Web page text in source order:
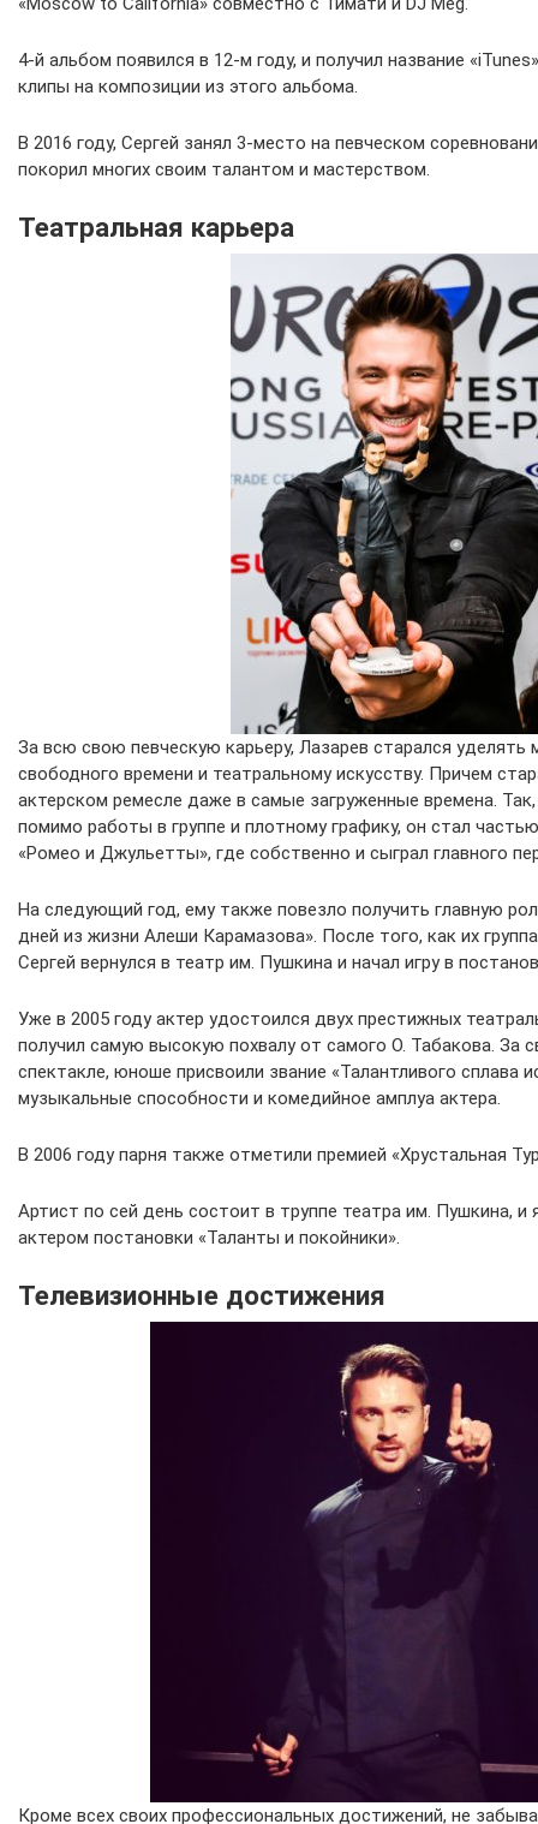
4-й альбом появился в 12-м году, и получил название
клипы на композиции из этого альбома.
В 2016 году, Сергей занял 3-место на певческом
покорил многих своим талантом и мастерством.
Театральная карьера
За всю свою певческую карьеру, Лазарев старался уделять
свободного времени и театральному искусству. Причем
актерском ремесле даже в самые загруженные времена. Так,
помимо работы в группе и плотному графику, он стал
«Ромео и Джульетты», где собственно и сыграл главного
На следующий год, ему также повезло получить главную
дней из жизни Алеши Карамазова». После того, как их
Сергей вернулся в театр им. Пушкина и начал игру в
Уже в 2005 году актер удостоился двух престижных
получил самую высокую похвалу от самого О. Табакова. За
спектакле, юноше присвоили звание «Талантливого сплава
музыкальные способности и комедийное амплуа актера.
В 2006 году парня также отметили премией «Хрустальная
Артист по сей день состоит в труппе театра им. Пушкина, и
актером постановки «Таланты и покойники».
Телевизионные достижения
Кроме всех своих профессиональных достижений, не